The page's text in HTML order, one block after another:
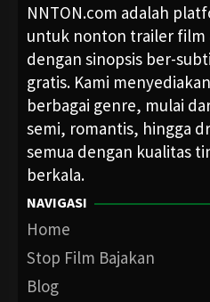
NNTON.com adalah
untuk nonton trailer film
dengan sinopsis ber-
gratis. Kami
berbagai genre, mulai
semi, romantis, hingga
semua dengan kualitas
berkala.
NAVIGASI
Home
Stop Film Bajakan
Blog